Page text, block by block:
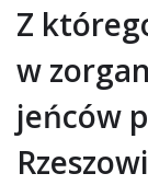
Z
w
jeńców